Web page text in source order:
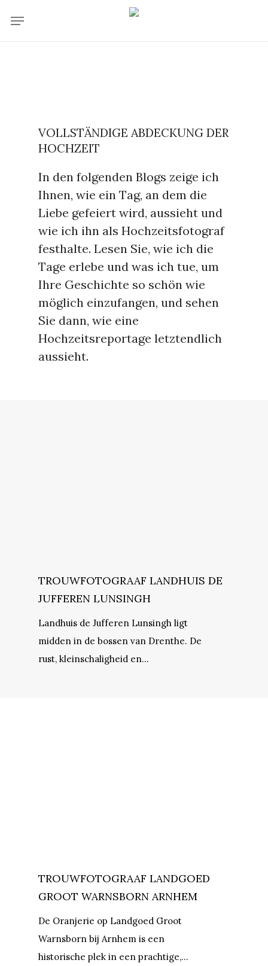
Menu
VOLLSTÄNDIGE ABDECKUNG DER
HOCHZEIT
In den folgenden Blogs zeige ich
Ihnen, wie ein Tag, an dem die
Liebe gefeiert wird, aussieht und
wie ich ihn als Hochzeitsfotograf
festhalte. Lesen Sie, wie ich die
Tage erlebe und was ich tue, um
Ihre Geschichte so schön wie
möglich einzufangen, und sehen
Sie dann, wie eine
Hochzeitsreportage letztendlich
aussieht.
TROUWFOTOGRAAF LANDHUIS DE
JUFFEREN LUNSINGH
Landhuis de Jufferen Lunsingh ligt
midden in de bossen van Drenthe. De
rust, kleinschaligheid en…
TROUWFOTOGRAAF LANDGOED
GROOT WARNSBORN ARNHEM
De Oranjerie op Landgoed Groot
Warnsborn bij Arnhem is een
historische plek in een prachtige,…